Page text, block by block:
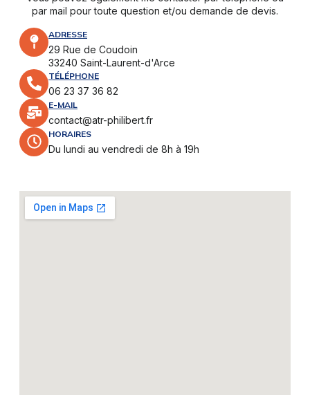
par mail pour toute question et/ou demande de devis.
ADRESSE
29 Rue de Coudoin
33240 Saint-Laurent-d'Arce
TÉLÉPHONE
06 23 37 36 82
E-MAIL
contact@atr-philibert.fr
HORAIRES
Du lundi au vendredi de 8h à 19h